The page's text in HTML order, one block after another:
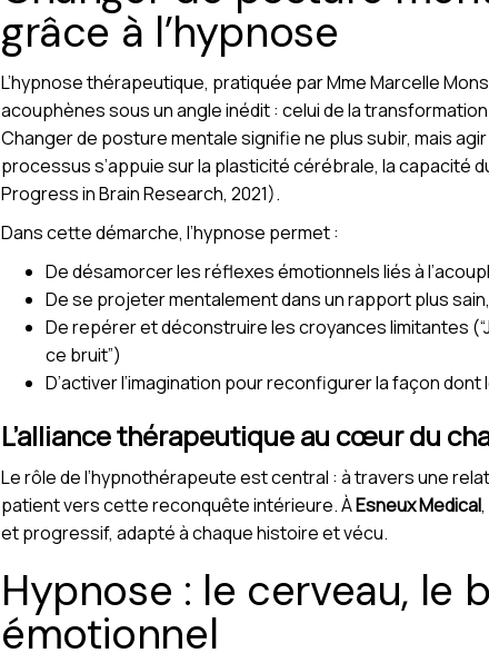
grâce à l’hypnose
L’hypnose thérapeutique, pratiquée par Mme Marcelle
acouphènes sous un angle inédit : celui de la
Changer de posture mentale signifie ne plus subir, mais
processus s’appuie sur la plasticité cérébrale, la capacité
Progress in Brain Research, 2021).
Dans cette démarche, l’hypnose permet :
De désamorcer les réflexes émotionnels liés à
De se projeter mentalement dans un rapport plus
De repérer et déconstruire les croyances limitantes
ce bruit”)
D’activer l’imagination pour reconfigurer la façon
L’alliance thérapeutique au cœur du
Le rôle de l’hypnothérapeute est central : à travers une
patient vers cette reconquête intérieure. ÀEsneux Medical
et progressif, adapté à chaque histoire et vécu.
Hypnose : le cerveau, le
émotionnel